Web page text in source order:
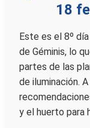
18
Este es el 8º
de Géminis, lo
partes de las
de iluminación.
y el huerto para